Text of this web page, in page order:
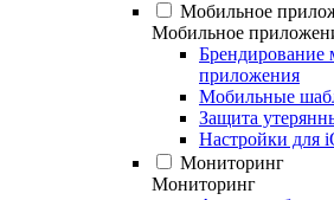
Мобильное
Мобильное
Брендирование
приложения
Мобильные
Защита
Настройки для
Мониторинг
Мониторинг